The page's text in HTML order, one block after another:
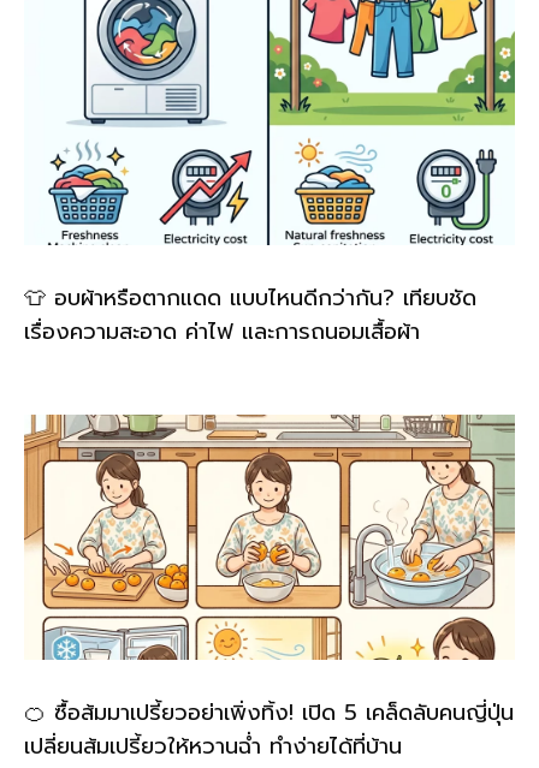
👕 อบผ้าหรือตากแดด แบบไหนดีกว่ากัน? เทียบชัด
เรื่องความสะอาด ค่าไฟ และการถนอมเสื้อผ้า
🍊 ซื้อส้มมาเปรี้ยวอย่าเพิ่งทิ้ง! เปิด 5 เคล็ดลับคนญี่ปุ่น
เปลี่ยนส้มเปรี้ยวให้หวานฉ่ำ ทำง่ายได้ที่บ้าน